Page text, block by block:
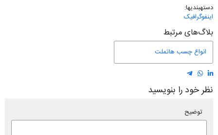
دسته‎بندی‎ها:
اینفوگرافیک
بلاگ‌های مرتبط
انواع چسب هاتملت
نظر خود را بنویسید
توضیح